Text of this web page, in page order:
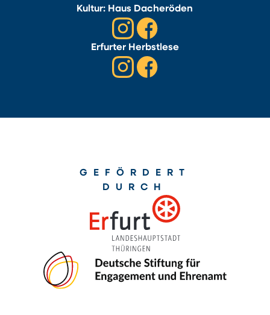
Kultur: Haus Dacheröden
Erfurter Herbstlese
GEFÖRDERT
DURCH